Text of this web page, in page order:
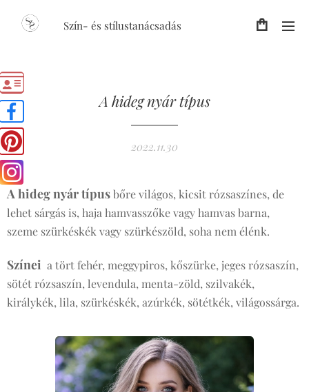
Szín- és stílustanácsadás
A hideg nyár típus
2022.11.30
A hideg nyár típusbőre világos, kicsit rózsaszínes, de
lehet sárgás is, haja hamvasszőke vagy hamvas barna,
szeme szürkéskék vagy szürkészöld, soha nem élénk.
Színei a tört fehér, meggypiros, kőszürke, jeges rózsaszín,
sötét rózsaszín, levendula, menta-zöld, szilvakék,
királykék, lila, szürkéskék, azúrkék, sötétkék, világossárga.